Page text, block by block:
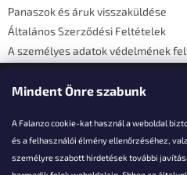
Mindent Önre szabunk
A Falanzo cookie-kat használ a weboldal
és a felhasználói élmény ellenőrzéséhez,
személyre szabott hirdetések további
Panaszok és áruk visszaküldése
Általános Szerződési Feltételek
A személyes adatok védelmének
Elérhetőségi adatok
Akarsz kérdezni valamit?